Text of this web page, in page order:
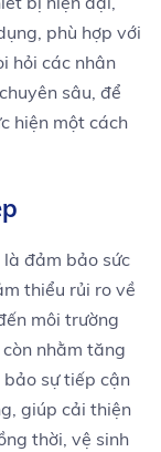
phù hợp với
hỏi các nhân
sâu, để
hiện một cách
là đảm bảo sức
thiểu rủi ro về
môi trường
nhằm tăng
sự tiếp cận
giúp cải thiện
thời, vệ sinh